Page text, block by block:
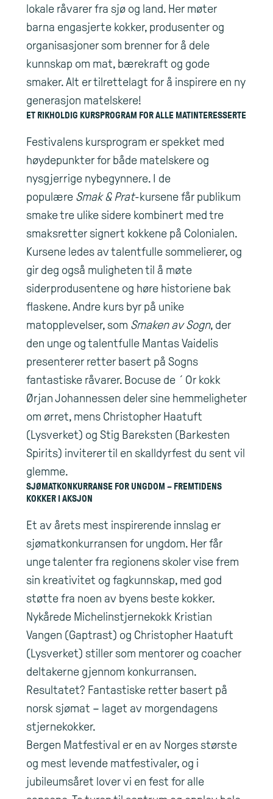
lokale råvarer fra sjø og land. Her møter
barna engasjerte kokker, produsenter og
organisasjoner som brenner for å dele
kunnskap om mat, bærekraft og gode
smaker. Alt er tilrettelagt for å inspirere en ny
generasjon matelskere!
ET RIKHOLDIG KURSPROGRAM FOR ALLE MATINTERESSERTE
Festivalens kursprogram er spekket med
høydepunkter for både matelskere og
nysgjerrige nybegynnere. I de
populære Smak & Prat-kursene får publikum
smake tre ulike sidere kombinert med tre
smaksretter signert kokkene på Colonialen.
Kursene ledes av talentfulle sommelierer, og
gir deg også muligheten til å møte
siderprodusentene og høre historiene bak
flaskene. Andre kurs byr på unike
matopplevelser, som Smaken av Sogn, der
den unge og talentfulle Mantas Vaidelis
presenterer retter basert på Sogns
fantastiske råvarer. Bocuse de ´Or kokk
Ørjan Johannessen deler sine hemmeligheter
om ørret, mens Christopher Haatuft
(Lysverket) og Stig Bareksten (Barkesten
Spirits) inviterer til en skalldyrfest du sent vil
glemme.
SJØMATKONKURRANSE FOR UNGDOM – FREMTIDENS
KOKKER I AKSJON
Et av årets mest inspirerende innslag er
sjømatkonkurransen for ungdom. Her får
unge talenter fra regionens skoler vise frem
sin kreativitet og fagkunnskap, med god
støtte fra noen av byens beste kokker.
Nykårede Michelinstjernekokk Kristian
Vangen (Gaptrast) og Christopher Haatuft
(Lysverket) stiller som mentorer og coacher
deltakerne gjennom konkurransen.
Resultatet? Fantastiske retter basert på
norsk sjømat – laget av morgendagens
stjernekokker.
Bergen Matfestival er en av Norges største
og mest levende matfestivaler, og i
jubileumsåret lover vi en fest for alle